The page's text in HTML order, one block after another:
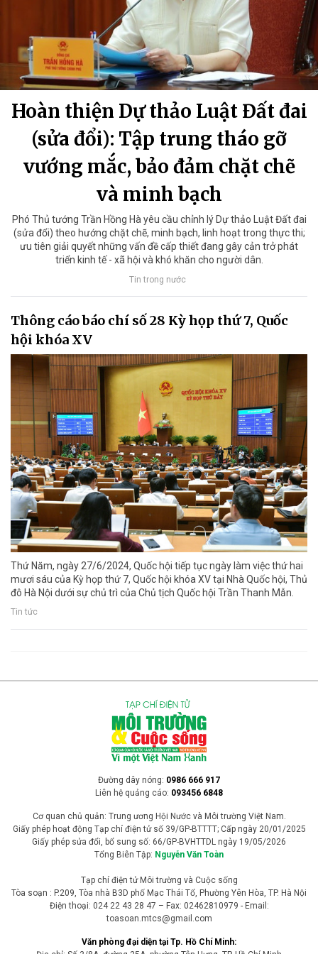
Hoàn thiện Dự thảo Luật Đất đai
(sửa đổi): Tập trung tháo gỡ
vướng mắc, bảo đảm chặt chẽ
và minh bạch
Phó Thủ tướng Trần Hồng Hà yêu cầu chỉnh lý Dự thảo Luật Đất đai
(sửa đổi) theo hướng chặt chẽ, minh bạch, linh hoạt trong thực thi;
ưu tiên giải quyết những vấn đề cấp thiết đang gây cản trở phát
triển kinh tế - xã hội và khó khăn cho người dân.
Tin trong nước
Thông cáo báo chí số 28 Kỳ họp thứ 7, Quốc
hội khóa XV
Thứ Năm, ngày 27/6/2024, Quốc hội tiếp tục ngày làm việc thứ hai
mươi sáu của Kỳ họp thứ 7, Quốc hội khóa XV tại Nhà Quốc hội, Thủ
đô Hà Nội dưới sự chủ trì của Chủ tịch Quốc hội Trần Thanh Mẫn.
Tin tức
Đường dây nóng: 0986 666 917
Liên hệ quảng cáo: 093456 6848
Cơ quan chủ quản: Trung ương Hội Nước và Môi trường Việt Nam.
Giấy phép hoạt động Tạp chí điện tử số 39/GP-BTTTT; Cấp ngày 20/01/2025
Giấy phép sửa đổi, bổ sung số: 66/GP-BVHTTDL ngày 19/05/2026
Tổng Biên Tập: Nguyễn Văn Toàn
Tạp chí điện tử Môi trường và Cuộc sống
Tòa soạn : P.209, Tòa nhà B3D phố Mạc Thái Tổ, Phường Yên Hòa, TP. Hà Nội
Điện thoại: 024 22 43 28 47 – Fax: 02462810979 - Email:
toasoan.mtcs@gmail.com
Văn phòng đại diện tại Tp. Hồ Chí Minh: